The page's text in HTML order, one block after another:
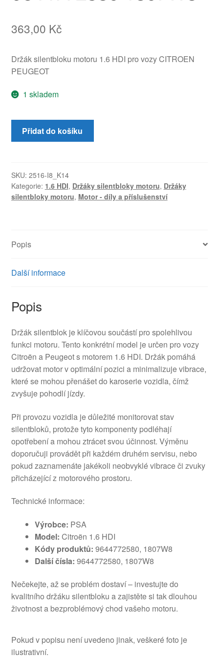
363,00 Kč
Držák silentbloku motoru 1.6 HDI pro vozy CITROEN
PEUGEOT
1 skladem
Držák
silentbloku
HDI
9644772580
1807W8
Přidat do košíku
SKU: 2516-I8_K14
Kategorie: 1.6 HDI, Držáky silentbloky motoru, Držáky
silentbloky motoru, Motor - díly a příslušenství
Popis
Další informace
Popis
Držák silentblok je klíčovou součástí pro spolehlivou
funkci motoru. Tento konkrétní model je určen pro vozy
Citroën a Peugeot s motorem 1.6 HDI. Držák pomáhá
udržovat motor v optimální pozici a minimalizuje vibrace,
které se mohou přenášet do karoserie vozidla, čímž
zvyšuje pohodlí jízdy.
Při provozu vozidla je důležité monitorovat stav
silentbloků, protože tyto komponenty podléhají
opotřebení a mohou ztrácet svou účinnost. Výměnu
doporučuji provádět při každém druhém servisu, nebo
pokud zaznamenáte jakékoli neobvyklé vibrace či zvuky
přicházející z motorového prostoru.
Technické informace:
Výrobce: PSA
Model: Citroën 1.6 HDI
Kódy produktů: 9644772580, 1807W8
Další čísla: 9644772580, 1807W8
Nečekejte, až se problém dostaví – investujte do
kvalitního držáku silentbloku a zajistěte si tak dlouhou
životnost a bezproblémový chod vašeho motoru.
Pokud v popisu není uvedeno jinak, veškeré foto je
ilustrativní.